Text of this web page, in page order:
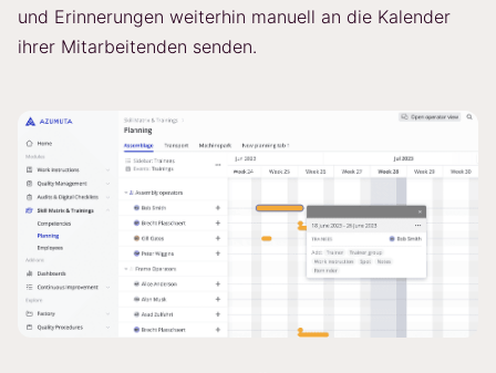
und Erinnerungen weiterhin manuell an die Kalender
ihrer Mitarbeitenden senden.